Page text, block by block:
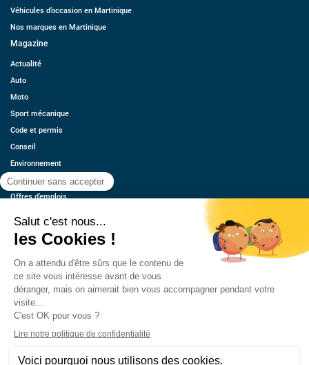
Véhicules d’occasion en Martinique
Nos marques en Martinique
Magazine
Actualité
Auto
Moto
Sport mécanique
Code et permis
Conseil
Environnement
Économie
Offres d’emplois
Contact
Estimez votre voiture
Mentions légales
CGU